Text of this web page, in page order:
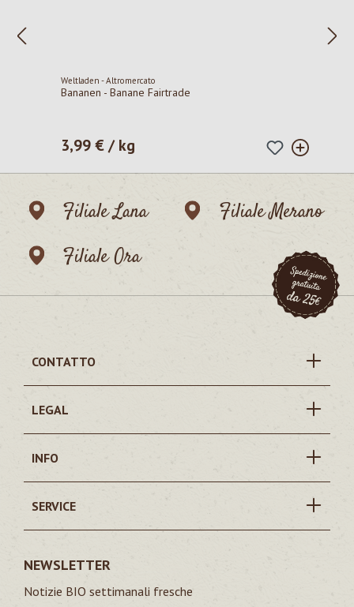
Weltladen - Altromercato
Bananen - Banane Fairtrade
Prezzo normale:
3,99 € / kg
Filiale Lana
Filiale Merano
Filiale Ora
CONTATTO
LEGAL
INFO
SERVICE
NEWSLETTER
Notizie BIO settimanali fresche